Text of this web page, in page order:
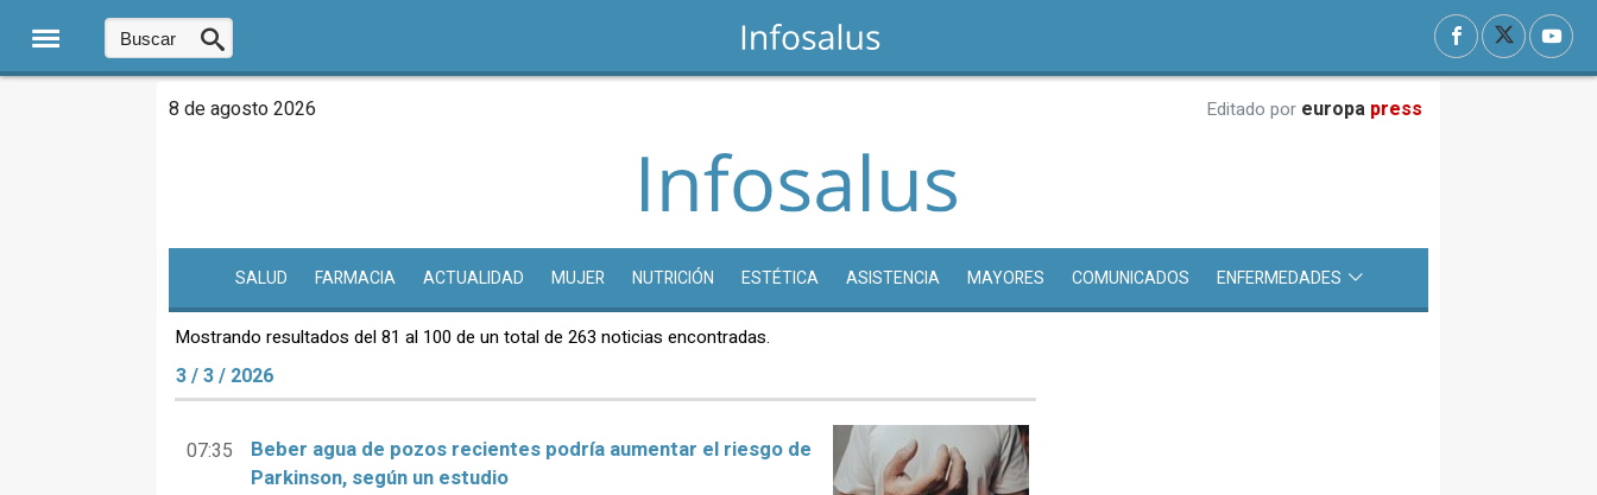
8 de agosto 2026 Editado por europa press
SALUD FARMACIA ACTUALIDAD MUJER NUTRICIÓN ESTÉTICA ASISTENCIA MAYORES COMUNICADOS ENFERMEDADES
Mostrando resultados del 81 al 100 de un total de 263 noticias encontradas.
3 / 3 / 2026
07:35
Beber agua de pozos recientes podría aumentar el riesgo de
Parkinson, según un estudio